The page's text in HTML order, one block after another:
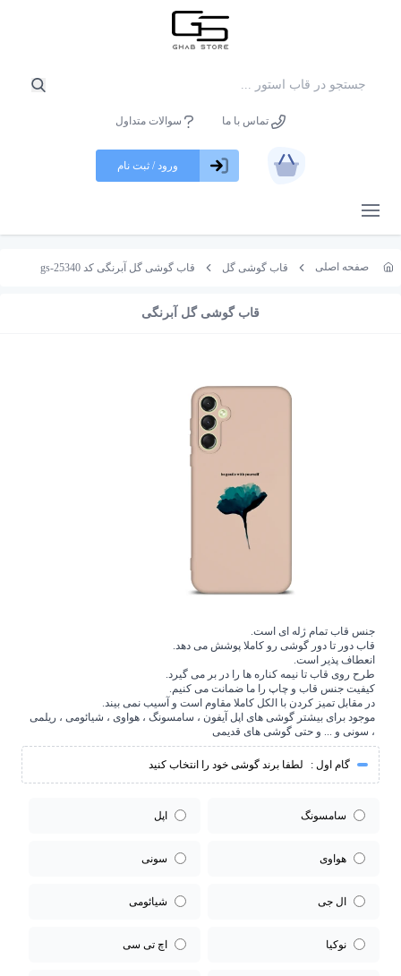
تماس با ما سوالات متداول
باز کردن منو
ورود / ثبت نام
صفحه اصلی قاب گوشی گل قاب گوشی گل آبرنگی کد gs-25340
قاب گوشی گل آبرنگی
جنس قاب تمام ژله ای است.
قاب دور تا دور گوشی رو کاملا پوشش می دهد.
انعطاف پذیر است.
طرح روی قاب تا نیمه کناره ها را در بر می گیرد.
کیفیت جنس قاب و چاپ را ما ضمانت می کنیم.
در مقابل تمیز کردن با الکل کاملا مقاوم است و آسیب نمی بیند.
موجود برای بیشتر گوشی های اپل آیفون ، سامسونگ ، هواوی ، شیائومی ، ریلمی
، سونی و ... و حتی گوشی های قدیمی
گام اول : لطفا برند گوشی خود را انتخاب کنید
سامسونگ اپل
هواوی سونی
ال جی شیائومی
نوکیا اچ تی سی